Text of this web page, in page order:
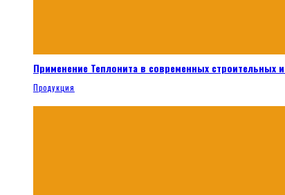
Применение Теплонита в современных
Продукция